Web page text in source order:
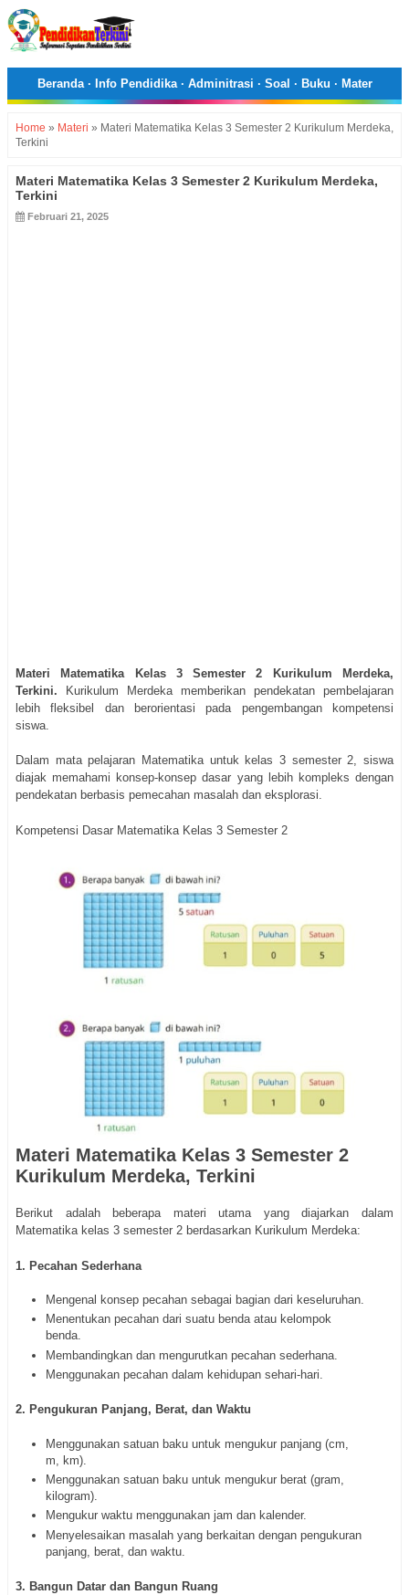
Beranda· Info Pendidika· Adminitrasi · Soal · Buku · Mater
Home » Materi » Materi Matematika Kelas 3 Semester 2 Kurikulum Merdeka,
Terkini
Materi Matematika Kelas 3 Semester 2 Kurikulum Merdeka,
Terkini
Februari 21, 2025
Materi Matematika Kelas 3 Semester 2 Kurikulum Merdeka,
Terkini.
Kurikulum Merdeka memberikan pendekatan pembelajaran
lebih fleksibel dan berorientasi pada pengembangan kompetensi
siswa.
Dalam mata pelajaran Matematika untuk kelas 3 semester 2, siswa
diajak memahami konsep-konsep dasar yang lebih kompleks dengan
pendekatan berbasis pemecahan masalah dan eksplorasi.
Kompetensi Dasar Matematika Kelas 3 Semester 2
Materi Matematika Kelas 3 Semester 2
Kurikulum Merdeka, Terkini
Berikut adalah beberapa materi utama yang diajarkan dalam
Matematika kelas 3 semester 2 berdasarkan Kurikulum Merdeka:
1. Pecahan Sederhana
Mengenal konsep pecahan sebagai bagian dari keseluruhan.
Menentukan pecahan dari suatu benda atau kelompok
benda.
Membandingkan dan mengurutkan pecahan sederhana.
Menggunakan pecahan dalam kehidupan sehari-hari.
2. Pengukuran Panjang, Berat, dan Waktu
Menggunakan satuan baku untuk mengukur panjang (cm,
m, km).
Menggunakan satuan baku untuk mengukur berat (gram,
kilogram).
Mengukur waktu menggunakan jam dan kalender.
Menyelesaikan masalah yang berkaitan dengan pengukuran
panjang, berat, dan waktu.
3. Bangun Datar dan Bangun Ruang